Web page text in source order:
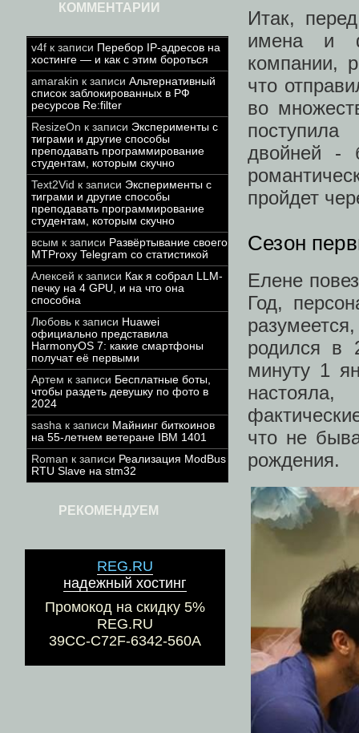
КОММЕНТАРИИ
v4f к записи Перебор IP-адресов на
хостинге — и как с этим бороться
amarakin к записи Альтернативный
список заблокированных в РФ
ресурсов Re:filter
ResizeOn к записи Эксперименты с
тиграми и другие способы
преподавать программирование
студентам, которым скучно
Text2Vid к записи Эксперименты с
тиграми и другие способы
преподавать программирование
студентам, которым скучно
всым к записи Развёртывание своего
MTProxy Telegram со статистикой
Алексей к записи Как я собрал LLM-
печку на 4 GPU, и на что она
способна
Любовь к записи Huawei
официально представила
HarmonyOS 7: какие смартфоны
получат её первыми
Артем к записи Бесплатные боты,
чтобы раздеть девушку по фото в
2024
sasha к записи Майнинг биткоинов
на 55-летнем ветеране IBM 1401
Roman к записи Реализация ModBus
RTU Slave на stm32
РЕКОМЕНДУЕМ
REG.RU
надежный хостинг
Промокод на скидку 5%
REG.RU
39CC-C72F-6342-560A
Итак,
имена и
компании,
что
во
двойней -
пройдет
Сезон
Елене
Год,
родился в
минуту 1
что не
рождения.